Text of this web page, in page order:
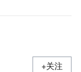
+关注